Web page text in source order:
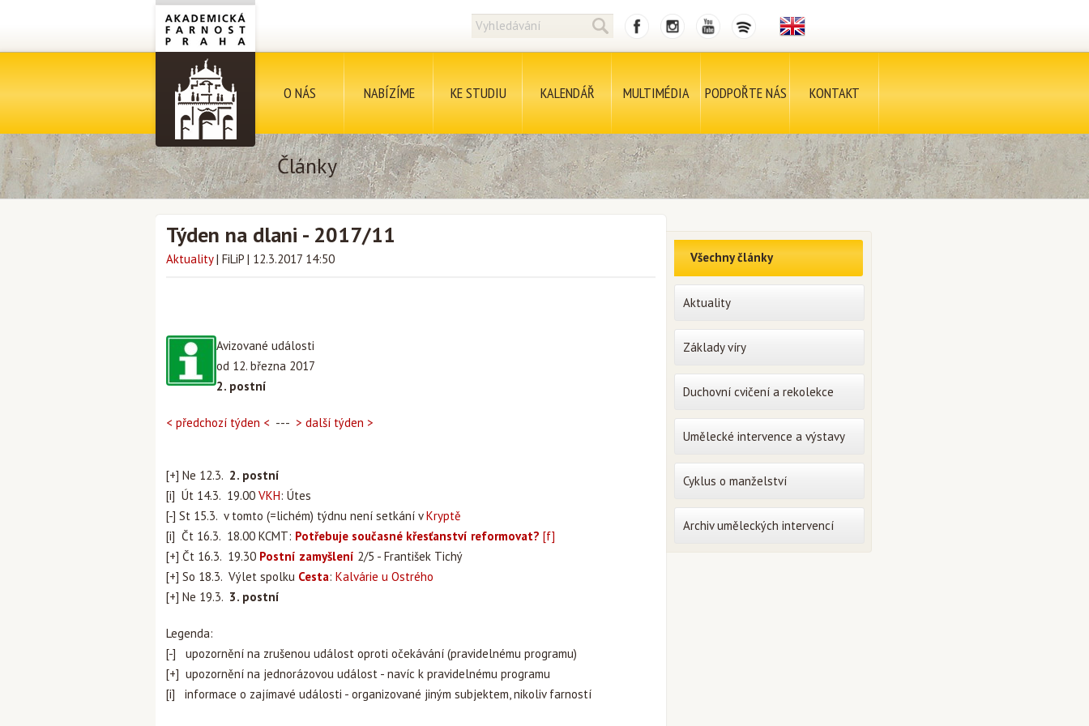
O NÁS NABÍZÍME KE STUDIU KALENDÁŘ MULTIMÉDIA PODPOŘTE NÁS KONTAKT
Články
Týden na dlani - 2017/11
Aktuality | FiLiP | 12.3.2017 14:50
Avizované události
od 12. března 2017
2. postní
< předchozí týden < --- > další týden >
[+] Ne 12.3. 2. postní
[i] Út 14.3. 19.00 VKH: Útes
[-] St 15.3. v tomto (=lichém) týdnu není setkání vKryptě
[i] Čt 16.3. 18.00 KCMT: Potřebuje současné křesťanství reformovat? [f]
[+] Čt 16.3. 19.30 Postní zamyšlení 2/5 - František Tichý
[+] So 18.3. Výlet spolku Cesta: Kalvárie u Ostrého
[+] Ne 19.3. 3. postní
Legenda:
[-] upozornění na zrušenou událost oproti očekávání (pravidelnému programu)
[+] upozornění na jednorázovou událost - navíc k pravidelnému programu
[i] informace o zajímavé události - organizované jiným subjektem, nikoliv farností
Všechny články
Aktuality
Základy víry
Duchovní cvičení a rekolekce
Umělecké intervence a výstavy
Cyklus o manželství
Archiv uměleckých intervencí